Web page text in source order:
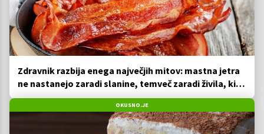
Zdravnik razbija enega največjih mitov: mastna jetra
ne nastanejo zaradi slanine, temveč zaradi živila, ki
ga imamo vsi radi
OKUSNO.JE